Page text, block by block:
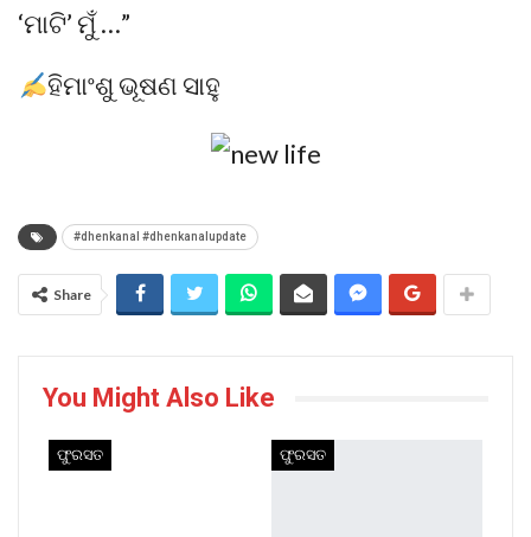
‘ମାଟି’ ମୁଁ …”
ହିମାଂଶୁ ଭୂଷଣ ସାହୁ
#dhenkanal #dhenkanalupdate
Share
You Might Also Like
ଫୁରସତ ଫୁରସତ